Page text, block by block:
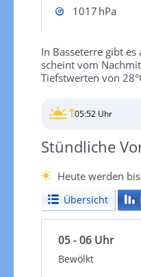
1017 hPa
In Basseterre gibt
scheint vom
Tiefstwerten von
05:52 Uhr
Stündliche
Heute werden
Übersicht
05 - 06 Uhr
Bewölkt